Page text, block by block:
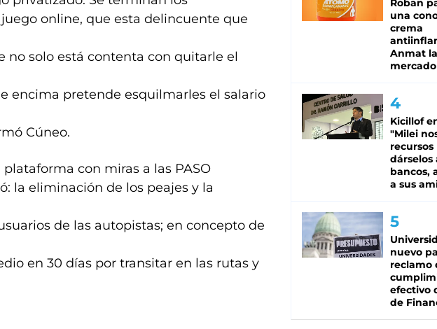
online, que esta delincuente que
no solo está contenta con quitarle el
encima pretende esquilmarles el salario
Cúneo.
con miras a las PASO
la eliminación de los peajes y la
de las autopistas; en concepto de
en 30 días por transitar en las rutas y
Roban
una
crema
Anmat
mercado
Kicillof
"Milei
recursos
dárselos
bancos,
a sus
nuevo
reclamo
efectivo
de